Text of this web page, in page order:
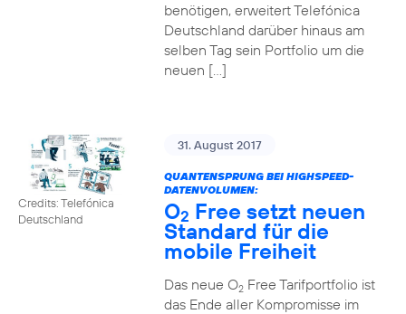
benötigen, erweitert Telefónica
Deutschland darüber hinaus am
selben Tag sein Portfolio um die
neuen […]
Credits: Telefónica
Deutschland
31. August 2017
QUANTENSPRUNG BEI HIGHSPEED-
DATENVOLUMEN:
O2 Free setzt neuen
Standard für die
mobile Freiheit
Das neue O2Free Tarifportfolio ist
das Ende aller Kompromisse im